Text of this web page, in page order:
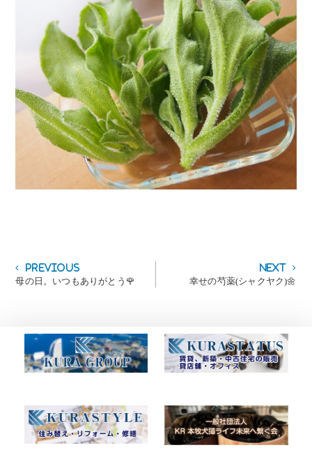
投
稿
ゲ
ー
シ
ン
PreviousPrevious
post:
母の日。いつもありがとう🌹
Next
post:幸せの芍薬(シャクヤク)🌼